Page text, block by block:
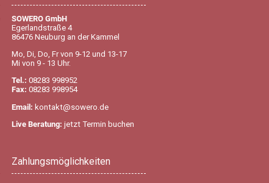
SOWERO GmbH
Egerlandstraße 4
86476 Neuburg an der Kammel
Mo, Di, Do, Fr von 9-12 und 13-17
Mi von 9 - 13 Uhr.
Tel.: 08283 998952
Fax: 08283 998954
Email: kontakt@sowero.de
Live Beratung: jetzt Termin buchen
Zahlungsmöglichkeiten